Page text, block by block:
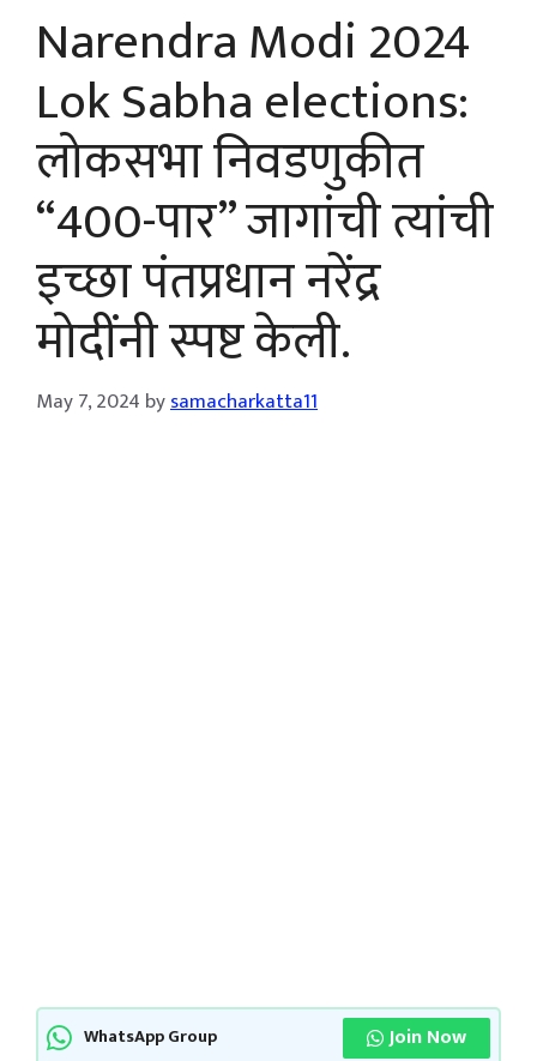
Narendra Modi 2024
Lok Sabha elections:
लोकसभा निवडणुकीत
“400-पार” जागांची त्यांची
इच्छा पंतप्रधान नरेंद्र
मोदींनी स्पष्ट केली.
May 7, 2024 bysamacharkatta11
WhatsApp Group Join Now